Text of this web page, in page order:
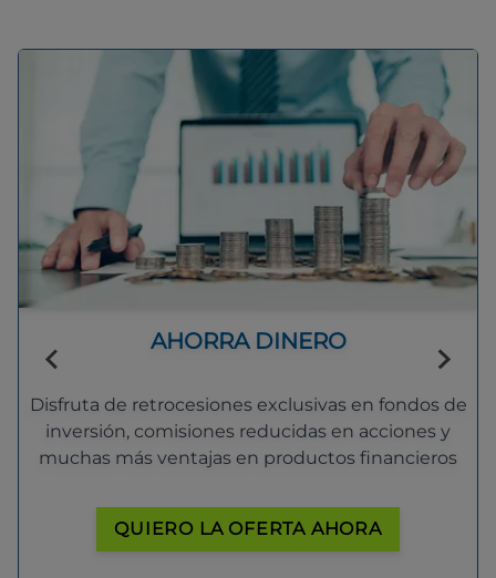
AHORRA DINERO
Disfruta de retrocesiones exclusivas en fondos de
inversión, comisiones reducidas en acciones y
muchas más ventajas en productos financieros
QUIERO LA OFERTA AHORA